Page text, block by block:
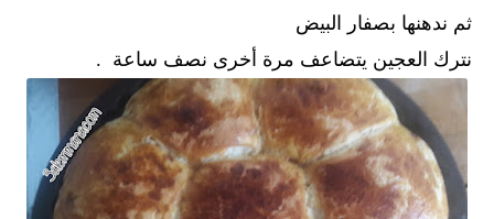
ثم ندهنها بصفار البيض
نترك العجين يتضاعف مرة أخرى نصف ساعة .